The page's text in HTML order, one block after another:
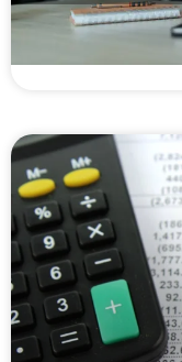
Certificado de